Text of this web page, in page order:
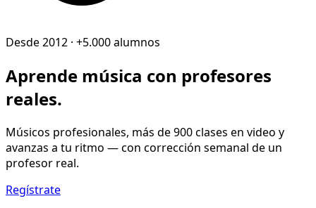
Desde 2012 · +5.000 alumnos
Aprende música con profesores
reales.
Músicos profesionales, más de 900 clases en video y
avanzas a tu ritmo — con corrección semanal de un
profesor real.
Regístrate